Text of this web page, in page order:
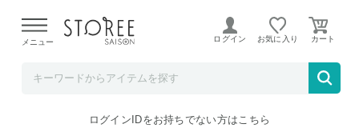
よる配送遅延が発生しております。
メニュー ログイン お気に入り
ご指定のアイテムは取り扱い終了、またはただいま取り扱い
トップへ戻る
ログインIDをお持ちでない方はこちら